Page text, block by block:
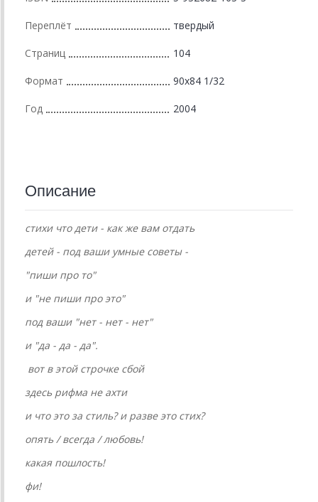
Переплёт твердый
Страниц 104
Формат 90x84 1/32
Год 2004
Описание
стихи что дети - как же вам отдать
детей - под ваши умные советы -
"пиши про то"
и "не пиши про это"
под ваши "нет - нет - нет"
и "да - да - да".
вот в этой строчке сбой
здесь рифма не ахти
и что это за стиль? и разве это стих?
опять / всегда / любовь!
какая пошлость!
фи!